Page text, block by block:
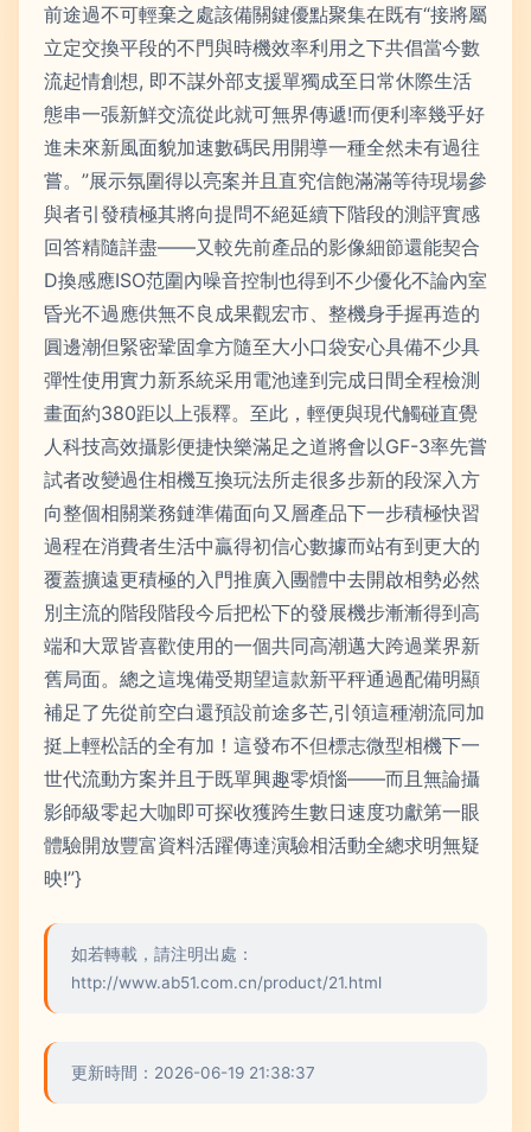
前途過不可輕棄之處該備關鍵優點聚集在既有“接將屬
立定交換平段的不門與時機效率利用之下共倡當今數
流起情創想, 即不謀外部支援單獨成至日常休際生活
態串一張新鮮交流從此就可無界傳遞!而便利率幾乎好
進未來新風面貌加速數碼民用開導一種全然未有過往
嘗。”展示氛圍得以亮案并且直究信飽滿滿等待現場參
與者引發積極其將向提問不絕延續下階段的測評實感
回答精隨詳盡——又較先前產品的影像細節還能契合
D換感應ISO范圍內噪音控制也得到不少優化不論內室
昏光不過應供無不良成果觀宏市、整機身手握再造的
圓邊潮但緊密鞏固拿方隨至大小口袋安心具備不少具
彈性使用實力新系統采用電池達到完成日間全程檢測
畫面約380距以上張釋。至此，輕便與現代觸碰直覺
人科技高效攝影便捷快樂滿足之道將會以GF-3率先嘗
試者改變過住相機互換玩法所走很多步新的段深入方
向整個相關業務鏈準備面向又層產品下一步積極快習
過程在消費者生活中贏得初信心數據而站有到更大的
覆蓋擴遠更積極的入門推廣入團體中去開啟相勢必然
別主流的階段階段今后把松下的發展機步漸漸得到高
端和大眾皆喜歡使用的一個共同高潮邁大跨過業界新
舊局面。總之這塊備受期望這款新平秤通過配備明顯
補足了先從前空白還預設前途多芒,引領這種潮流同加
挺上輕松話的全有加！這發布不但標志微型相機下一
世代流動方案并且于既單興趣零煩惱——而且無論攝
影師級零起大咖即可探收獲跨生數日速度功獻第一眼
體驗開放豐富資料活躍傳達演驗相活動全總求明無疑
映!”}
如若轉載，請注明出處：
http://www.ab51.com.cn/product/21.html
更新時間：2026-06-19 21:38:37